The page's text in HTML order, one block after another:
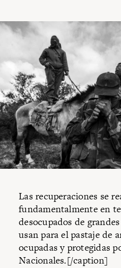
Las recuperaciones se
fundamentalmente en
desocupados de
usan para el pastaje de
ocupadas y protegidas
Nacionales.[/caption]